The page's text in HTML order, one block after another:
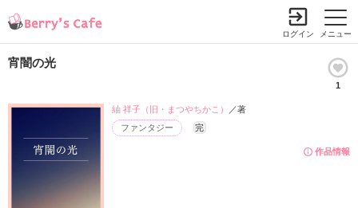
メニュー
ログイン
宵闇の光
1
作品情報
ファンタジー 完
紬 祥子（旧・まつやちかこ） ／著